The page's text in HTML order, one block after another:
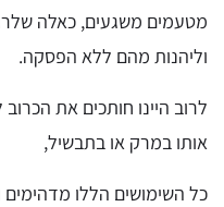
מטעמים משגעים, כאלה
וליהנות מהם ללא הפסקה.
לרוב היינו חותכים את
אותו במרק או בתבשיל,
כל השימושים הללו מדהימים